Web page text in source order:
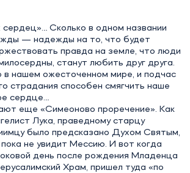
сердец»… Сколько в одном названии
— надежды на то, что будет
правда на земле, что люди
станут любить друг друга.
в нашем ожесточенном мире, и подчас
страдания способен смягчить наше
сердце…
еще «Симеоново проречение». Как
Лука, праведному старцу
было предсказано Духом Святым,
не увидит Мессию. И вот когда
день после рождения Младенца
Храм, пришел туда «по